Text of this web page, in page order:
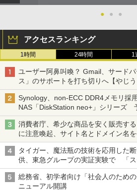
● ● ●
アクセスランキング
1時間 24時間 1
ユーザー阿鼻叫喚？ Gmail、サード
ス」のサポートを打ち切りへ【やじう
Synology、non-ECC DDR4メモリ採
NAS「DiskStation neo+」シリーズ
ECCメモリへのアップグレードも可能
消費者庁、希少な商品を安く販売す
に注意喚起、サイト名とドメイン名
タイガー、魔法瓶の技術を応用した
供、東急グループの実証実験で 「ス
ル TIVIP」
総務省、初学者向け「社会人のため
ニューアル開講